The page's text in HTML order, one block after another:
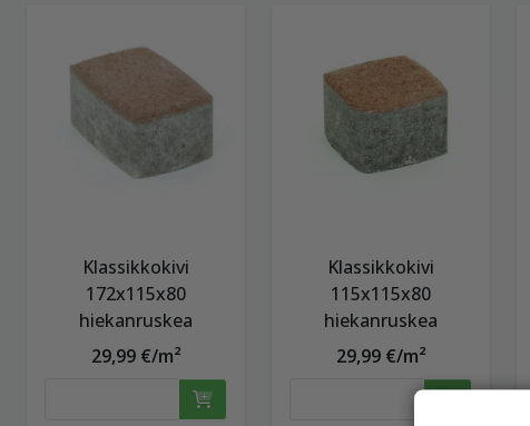
Klassikkokivi
172x115x80
hiekanruskea
29,99 €/m²
Klassikkokivi
115x115x80
hiekanruskea
29,99 €/m²